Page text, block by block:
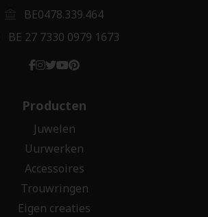
BE0478.339.464
BE 27 7330 0979 1673
Producten
Juwelen
Uurwerken
Accessoires
Trouwringen
Eigen creaties